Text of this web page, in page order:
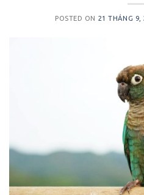
POSTED ON 21 THÁNG 9,